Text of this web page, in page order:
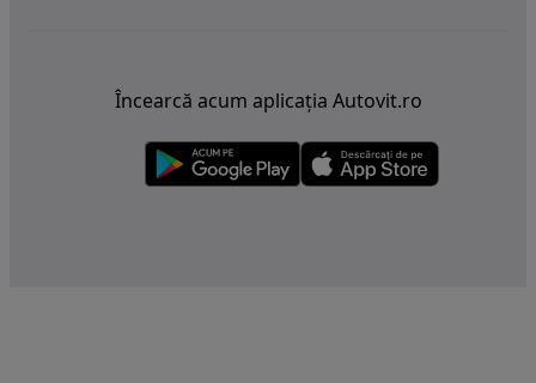
Încearcă acum aplicația Autovit.ro